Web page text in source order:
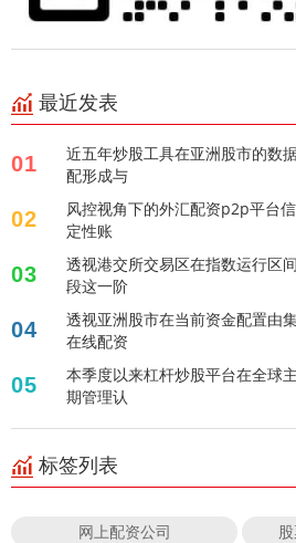
最近发表
01
近五年炒股工具在亚洲股市的数
配形成与
02
风控视角下的外汇配资p2p平台
定性账
03
透视港交所交易区在指数运行区
段这一阶
04
透视亚洲股市在当前资金配置由
在线配资
05
本季度以来杠杆炒股平台在全球
期管理认
标签列表
网上配资公司